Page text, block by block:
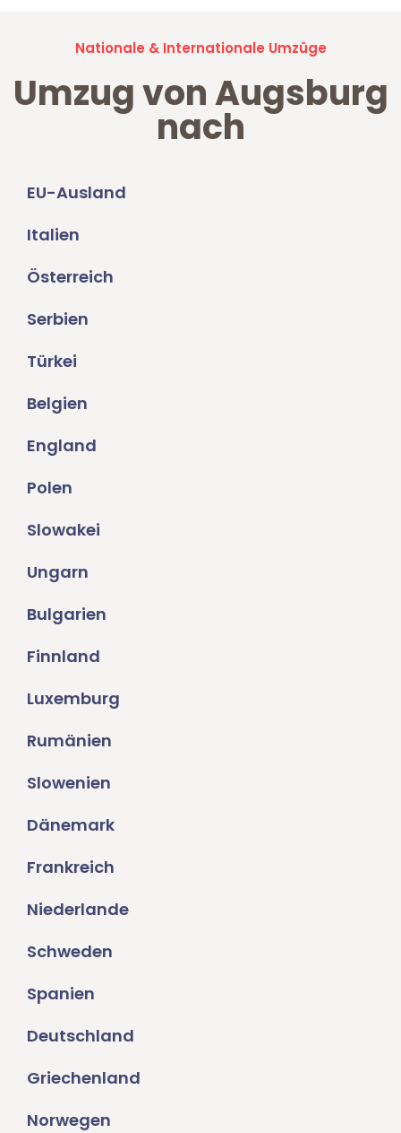
Nationale & Internationale Umzüge
Umzug von Augsburg
nach
EU-Ausland
Italien
Österreich
Serbien
Türkei
Belgien
England
Polen
Slowakei
Ungarn
Bulgarien
Finnland
Luxemburg
Rumänien
Slowenien
Dänemark
Frankreich
Niederlande
Schweden
Spanien
Deutschland
Griechenland
Norwegen